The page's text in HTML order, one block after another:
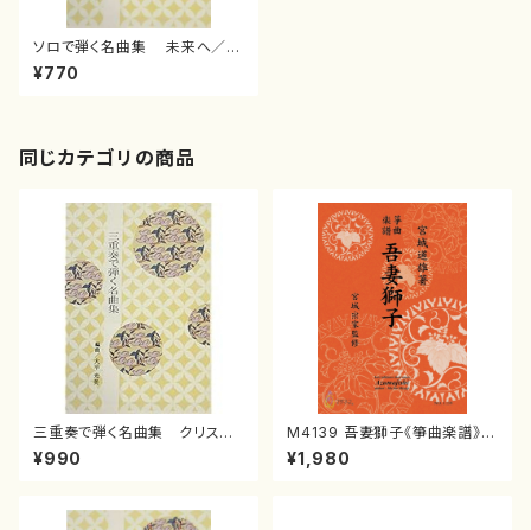
ソロで弾く名曲集 未来へ／花
（オレンジレンジ）( 箏独奏 /
大平光美 編曲/楽譜）
¥770
同じカテゴリの商品
三重奏で弾く名曲集 クリスマ
スメドレー( 箏2/大平光美 編
曲/楽譜）
¥990
M4139 吾妻獅子《箏曲楽譜》
（箏/宮城道雄著・宮城宗家監修/
箏曲古典楽譜）
¥1,980